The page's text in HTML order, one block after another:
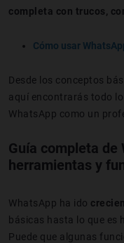
completa con trucos,
Cómo usar
Desde los conceptos
aquí encontrarás todo
WhatsApp como un
Guía completa de
herramientas y
WhatsApp ha ido
básicas hasta lo que es
Puede que algunas